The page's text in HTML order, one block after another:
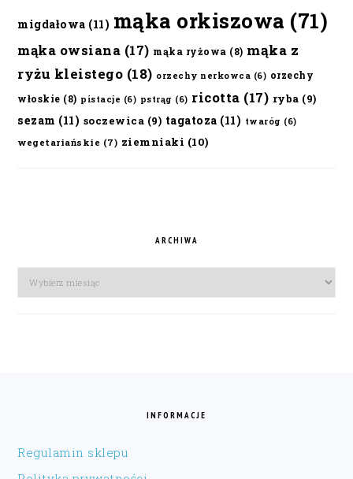
migdałowa (11) mąka orkiszowa (71)
mąka owsiana (17) mąka ryżowa (8) mąka z
ryżu kleistego (18) orzechy nerkowca (6) orzechy
włoskie (8) pistacje (6) pstrąg (6) ricotta (17) ryba (9)
sezam (11) soczewica (9) tagatoza (11) twaróg (6)
wegetariańskie (7) ziemniaki (10)
ARCHIWA
Archiwa
INFORMACJE
Regulamin sklepu